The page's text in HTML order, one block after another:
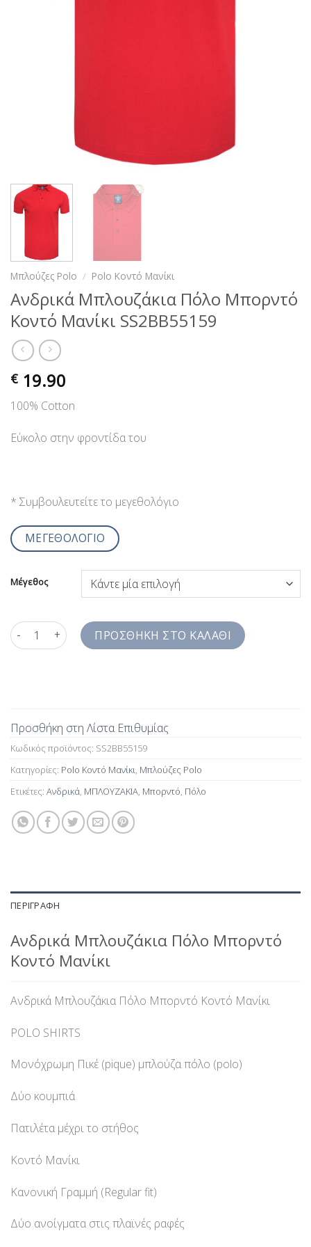
Μπλούζες Polo / Polo Κοντό Μανίκι
Ανδρικά Μπλουζάκια Πόλο Μπορντό
Κοντό Μανίκι SS2BB55159
€ 19.90
100% Cotton
Εύκολο στην φροντίδα του
* Συμβουλευτείτε το μεγεθολόγιο
ΜΕΓΕΘΟΛΟΓΙΟ
Μέγεθος
Ανδρικά Μπλουζάκια Πόλο Μπορντό Κοντό Μανίκι
ΠΡΟΣΘΉΚΗ ΣΤΟ ΚΑΛΆΘΙ
Προσθήκη στη Λίστα Επιθυμίας
Κωδικός προϊόντος: SS2BB55159
Κατηγορίες: Polo Κοντό Μανίκι, Μπλούζες Polo
Ετικέτες: Ανδρικά, ΜΠΛΟΥΖΑΚΙΑ, Μπορντό, Πόλο
ΠΕΡΙΓΡΑΦΉ
Ανδρικά Μπλουζάκια Πόλο Μπορντό
Κοντό Μανίκι
Ανδρικά Μπλουζάκια Πόλο Μπορντό Κοντό Μανίκι
POLO SHIRTS
Μονόχρωμη Πικέ (pique) μπλούζα πόλο (polo)
Δύο κουμπιά
Πατιλέτα μέχρι το στήθος
Κοντό Μανίκι
Κανονική Γραμμή (Regular fit)
Δύο ανοίγματα στις πλαϊνές ραφές